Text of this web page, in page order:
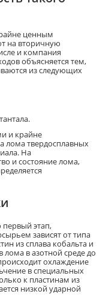
ценным
на вторичную
и компания
объясняется тем,
из следующих
и крайне
лома твердосплавных
На
и состояние лома,
первый этап,
зависят от типа
из сплава кобальта и
лома в азотной среде до
охлаждение
в специальных
к пластинам из
низкой ударной